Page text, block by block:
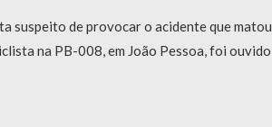
suspeito de provocar o acidente que matou
na PB-008, em João Pessoa, foi ouvido